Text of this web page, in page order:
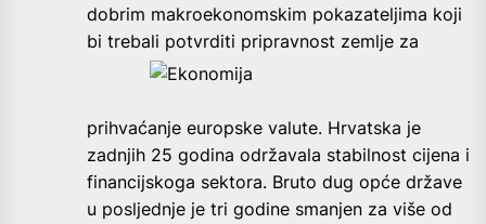
dobrim makroekonomskim pokazateljima koji
bi trebali potvrditi pripravnost zemlje za
prihvaćanje europske valute. Hrvatska je
zadnjih 25 godina održavala stabilnost cijena i
financijskoga sektora. Bruto dug opće države
u posljednje je tri godine smanjen za više od